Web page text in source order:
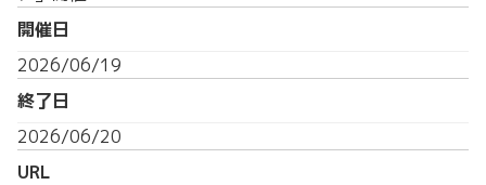
開催日
2026/06/19
終了日
2026/06/20
URL